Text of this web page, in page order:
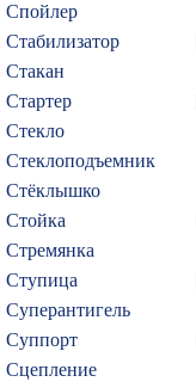
Спойлер
Стабилизатор
Стакан
Стартер
Стекло
Стеклоподъемник
Стёклышко
Стойка
Стремянка
Ступица
Суперантигель
Суппорт
Сцепление